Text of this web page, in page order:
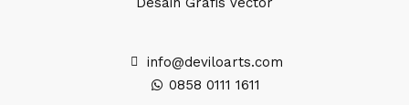
info@deviloarts.com
0858 0111 1611